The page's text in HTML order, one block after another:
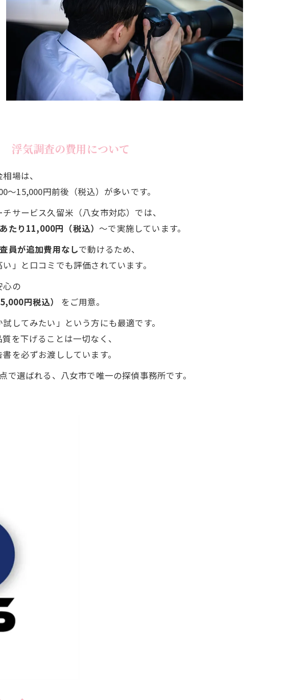
浮気調査の費用について
場は、
〜15,000円前後（税込）が多いです。
サービス久留米（八女市対応）では、
たり11,000円（税込） 〜で実施しています。
員が追加費用なしで動けるため、
」と口コミでも評価されています。
心の
円税込）
をご用意。
してみたい」という方にも最適です。
を下げることは一切なく、
を必ずお渡ししています。
で選ばれる、八女市で唯一の探偵事務所です。